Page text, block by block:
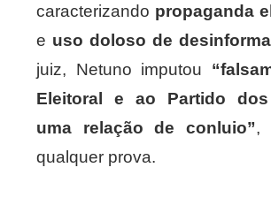
caracterizando propaganda
e uso doloso de
juiz, Netuno imputou
Eleitoral e ao Partido dos
uma relação de conluio”,
qualquer prova.